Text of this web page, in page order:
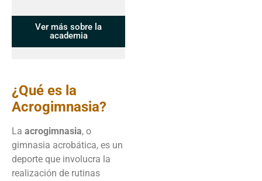
Ver más sobre la
academia
¿Qué es la
Acrogimnasia?
La acrogimnasia, o
gimnasia acrobática, es un
deporte que involucra la
realización de rutinas